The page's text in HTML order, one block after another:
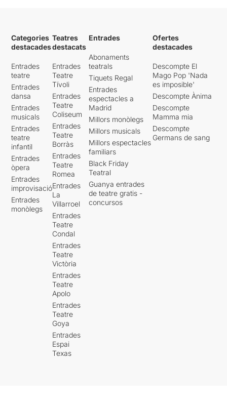
Categories
destacades
Entrades
teatre
Entrades
dansa
Entrades
musicals
Entrades
teatre
infantil
Entrades
òpera
Entrades
improvisació
Entrades
monòlegs
Teatres
destacats
Entrades
Teatre
Tívoli
Entrades
Teatre
Coliseum
Entrades
Teatre
Borràs
Entrades
Teatre
Romea
Entrades
La
Villarroel
Entrades
Teatre
Condal
Entrades
Teatre
Victòria
Entrades
Teatre
Apolo
Entrades
Teatre
Goya
Entrades
Espai
Texas
Entrades
Abonaments
teatrals
Tiquets Regal
Entrades
espectacles a
Madrid
Millors monòlegs
Millors musicals
Millors espectacles
familiars
Black Friday
Teatral
Guanya entrades
de teatre gratis -
concursos
Ofertes
destacades
Descompte El
Mago Pop 'Nada
es imposible'
Descompte Ànima
Descompte
Mamma mia
Descompte
Germans de sang